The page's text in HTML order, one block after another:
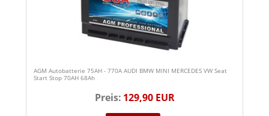
AGM Autobatterie 75AH - 770A AUDI BMW MINI MERCEDES VW Seat
Start Stop 70AH 68Ah
Preis: 129,90 EUR